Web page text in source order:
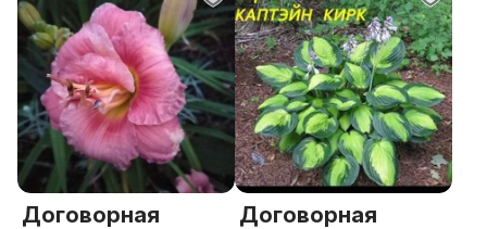
Договорная Договорная